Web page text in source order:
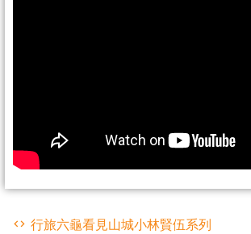
行旅六龜看見山城小林賢伍系列